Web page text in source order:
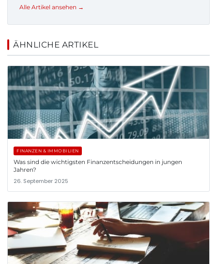
Alle Artikel ansehen →
ÄHNLICHE ARTIKEL
FINANZEN & IMMOBILIEN
Was sind die wichtigsten Finanzentscheidungen in jungen
Jahren?
26. September 2025